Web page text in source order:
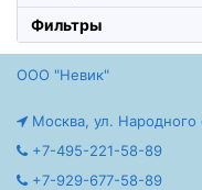
Фильтры
ООО "Невик"
Москва, ул.
+7-495-221-58-89
+7-929-677-58-89